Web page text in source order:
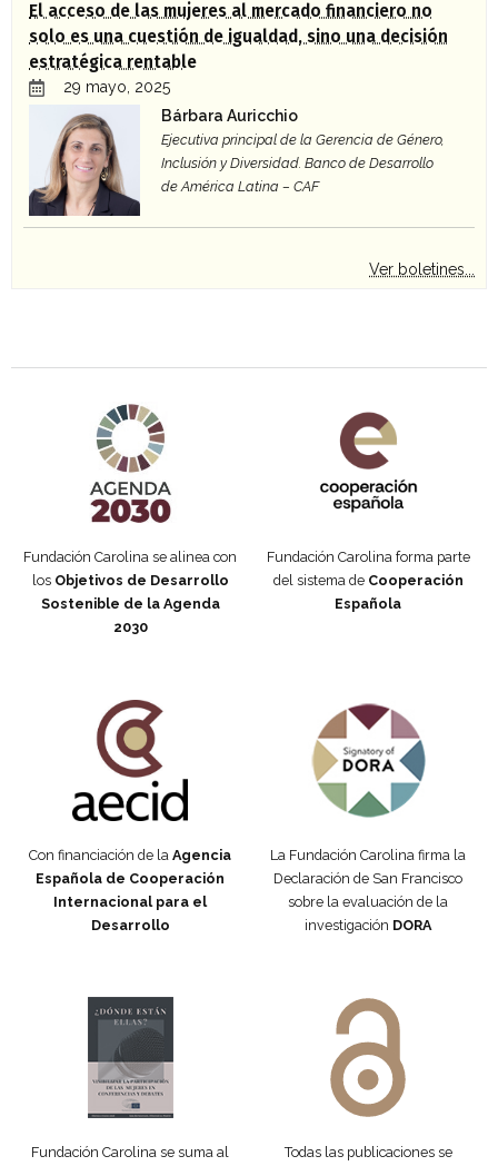
El acceso de las mujeres al mercado financiero no
solo es una cuestión de igualdad, sino una decisión
estratégica rentable
29 mayo, 2025
Bárbara Auricchio
Ejecutiva principal de la Gerencia de Género,
Inclusión y Diversidad. Banco de Desarrollo
de América Latina – CAF
Ver boletines...
Fundación Carolina se alinea con
los Objetivos de Desarrollo
Sostenible de la Agenda
2030
Fundación Carolina forma parte
del sistema de Cooperación
Española
Con financiación de la Agencia
Española de Cooperación
Internacional para el
Desarrollo
La Fundación Carolina firma la
Declaración de San Francisco
sobre la evaluación de la
investigación DORA
Fundación Carolina se suma al
Todas las publicaciones se